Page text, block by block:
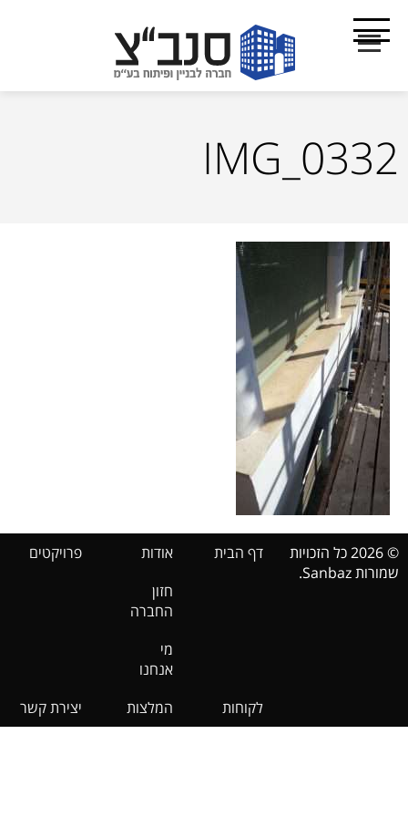
IMG_0332
© 2026 כל הזכויות
שמורות Sanbaz.
דף הבית
אודות
חזון
החברה
מי
אנחנו
פרויקטים
לקוחות המלצות יצירת קשר